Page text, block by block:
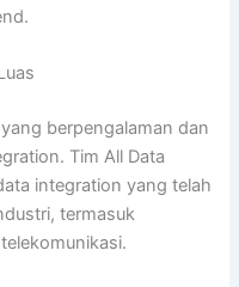
berpengalaman dan
Tim All Data
integration yang telah
termasuk